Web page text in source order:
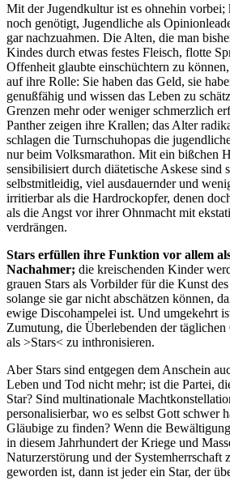
Mit der Jugendkultur ist es ohnehin vorbei;
noch genötigt, Jugendliche als
gar nachzuahmen. Die Alten, die man
Kindes durch etwas festes Fleisch, flotte
Offenheit glaubte einschüchtern zu
auf ihre Rolle: Sie haben das Geld, sie
genußfähig und wissen das Leben zu
Grenzen mehr oder weniger schmerzlich
Panther zeigen ihre Krallen; das Alter
schlagen die Turnschuhopas die
nur beim Volksmarathon. Mit ein bißchen
sensibilisiert durch diätetische Askese sind
selbstmitleidig, viel ausdauernder und
irritierbar als die Hardrockopfer, denen
als die Angst vor ihrer Ohnmacht mit
verdrängen.
Stars erfüllen ihre Funktion vor allem
Nachahmer; die kreischenden Kinder
grauen Stars als Vorbilder für die Kunst
solange sie gar nicht abschätzen können,
ewige Discohampelei ist. Und umgekehrt
Zumutung, die Überlebenden der
als >Stars< zu inthronisieren.
Aber Stars sind entgegen dem Anschein
Leben und Tod nicht mehr; ist die Partei,
Star? Sind multinationale
personalisierbar, wo es selbst Gott schwer
Gläubige zu finden? Wenn die
in diesem Jahrhundert der Kriege und
Naturzerstörung und der Systemherrschaft
geworden ist, dann ist jeder ein Star, der